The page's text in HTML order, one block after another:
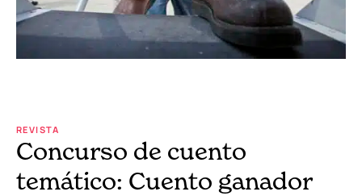
REVISTA
Concurso de cuento
temático: Cuento ganador